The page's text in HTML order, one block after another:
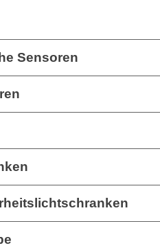
Sensoren